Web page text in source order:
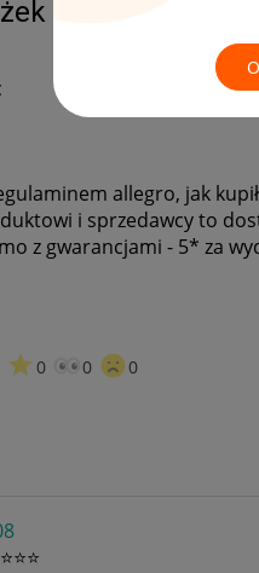
/ benefitów za
allegro, jak
i sprzedawcy to
z gwarancjami - 5* za
0 0 0